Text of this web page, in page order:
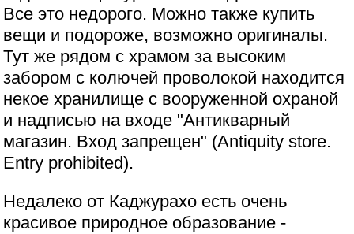
Все это недорого. Можно также купить
вещи и подороже, возможно оригиналы.
Тут же рядом с храмом за высоким
забором с колючей проволокой находится
некое хранилище с вооруженной охраной
и надписью на входе "Антикварный
магазин. Вход запрещен" (Antiquity store.
Entry prohibited).
Недалеко от Каджурахо есть очень
красивое природное образование -